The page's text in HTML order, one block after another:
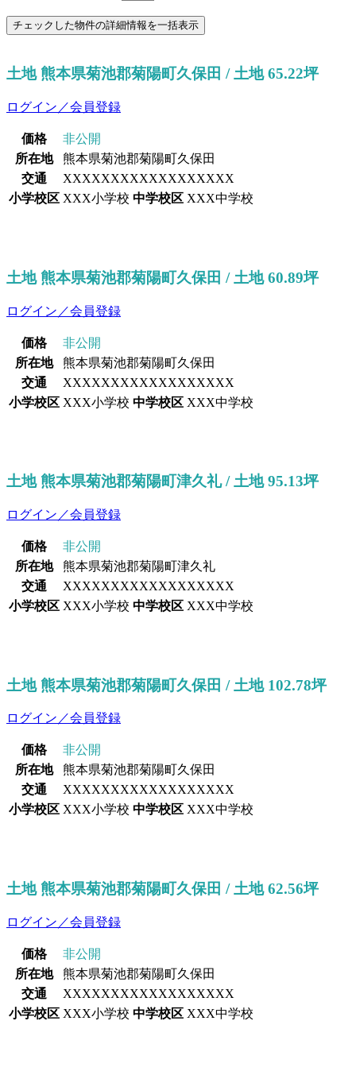
土地 熊本県菊池郡菊陽町久保田 / 土地 65.22坪
ログイン／会員登録
価格
非公開
所在地
熊本県菊池郡菊陽町久保田
交通
XXXXXXXXXXXXXXXXXX
小学校区 XXX小学校 中学校区 XXX中学校
土地 熊本県菊池郡菊陽町久保田 / 土地 60.89坪
ログイン／会員登録
価格
非公開
所在地
熊本県菊池郡菊陽町久保田
交通
XXXXXXXXXXXXXXXXXX
小学校区 XXX小学校 中学校区 XXX中学校
土地 熊本県菊池郡菊陽町津久礼 / 土地 95.13坪
ログイン／会員登録
価格
非公開
所在地
熊本県菊池郡菊陽町津久礼
交通
XXXXXXXXXXXXXXXXXX
小学校区 XXX小学校 中学校区 XXX中学校
土地 熊本県菊池郡菊陽町久保田 / 土地 102.78坪
ログイン／会員登録
価格
非公開
所在地
熊本県菊池郡菊陽町久保田
交通
XXXXXXXXXXXXXXXXXX
小学校区 XXX小学校 中学校区 XXX中学校
土地 熊本県菊池郡菊陽町久保田 / 土地 62.56坪
ログイン／会員登録
価格
非公開
所在地
熊本県菊池郡菊陽町久保田
交通
XXXXXXXXXXXXXXXXXX
小学校区 XXX小学校 中学校区 XXX中学校